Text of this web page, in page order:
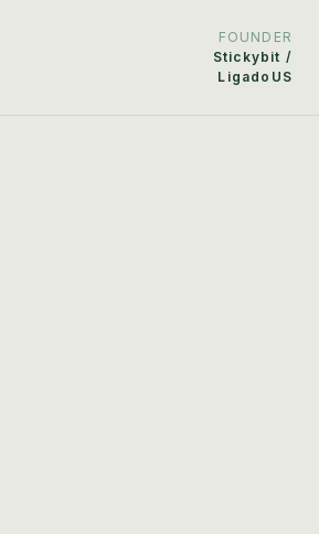
FOUNDER
Stickybit /
LigadoUS